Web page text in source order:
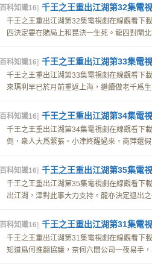
百科知識16] 千王之王重出江湖第32集電
千王之王重出江湖第32集電視劇在線觀看下
四決定要在賭局上和昆決一生死。龍四對閘
百科知識16] 千王之王重出江湖第33集電
千王之王重出江湖第33集電視劇在線觀看下
來瑪利早已於月前重返上海，繼續做老千爲
百科知識16] 千王之王重出江湖第34集電
千王之王重出江湖第34集電視劇在線觀看下
倒，衆人大爲緊張。小津終醒過來，商萍還
百科知識16] 千王之王重出江湖第35集電
千王之王重出江湖第35集電視劇在線觀看下
出江湖，津對此事大力支持。龍亦決定退出
百科知識16] 千王之王重出江湖第31集電
千王之王重出江湖第31集電視劇在線觀看下
知道爲何推翻協議，奈何六間公司一夜易手